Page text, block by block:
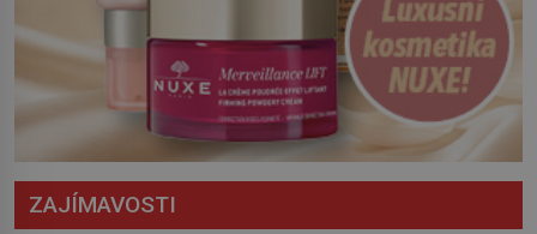
ZAJÍMAVOSTI